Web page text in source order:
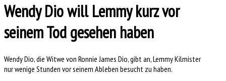
Wendy Dio will Lemmy kurz vor
seinem Tod gesehen haben
Wendy Dio, die Witwe von Ronnie James Dio, gibt an, Lemmy Kilmister
nur wenige Stunden vor seinem Ableben besucht zu haben.